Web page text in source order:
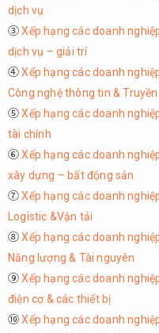
dịch vụ
③Xếp hạng các doanh
dịch vụ – giải trí
④Xếp hạng các doanh
Công nghệ thông tin &
⑤Xếp hạng các doanh
tài chính
⑥Xếp hạng các doanh
xây dựng – bất động sản
⑦Xếp hạng các doanh
Logistic &Vận tải
⑧Xếp hạng các doanh
Năng lượng & Tài nguyên
⑨Xếp hạng các doanh
điện cơ & các thiết bị
⑩Xếp hạng các doanh